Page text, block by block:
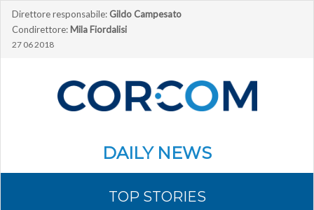
Direttore responsabile:Gildo Campesato
Condirettore: Mila Fiordalisi
27 06 2018
DAILY NEWS
TOP STORIES